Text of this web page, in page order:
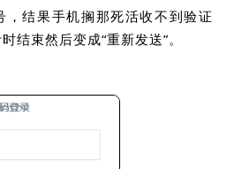
，结果手机搁那死活收不到验证
结束然后变成“重新发送”。